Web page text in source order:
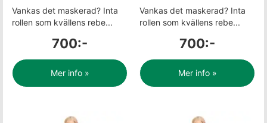
Vankas det maskerad? Inta
rollen som kvällens rebe...
700:-
Mer info »
Vankas det maskerad? Inta
rollen som kvällens rebe...
700:-
Mer info »